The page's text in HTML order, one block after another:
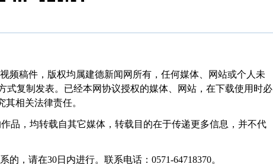
频稿件，版权均属建德新闻网所有，任何媒体、网站或个人未
式复制发表。已经本网协议授权的媒体、网站，在下载使用时必
相关法律责任。
品，均转载自其它媒体，转载目的在于传递更多信息，并不代
，请在30日内进行。联系电话：0571-64718370。